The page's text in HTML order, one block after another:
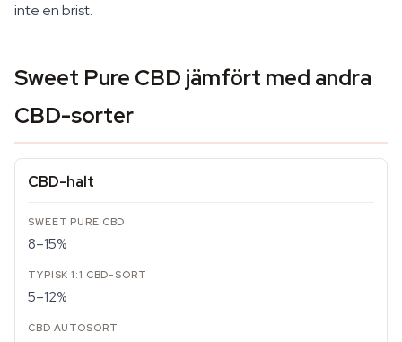
inte en brist.
Sweet Pure CBD jämfört med andra
CBD-sorter
CBD-halt
8–15%
5–12%